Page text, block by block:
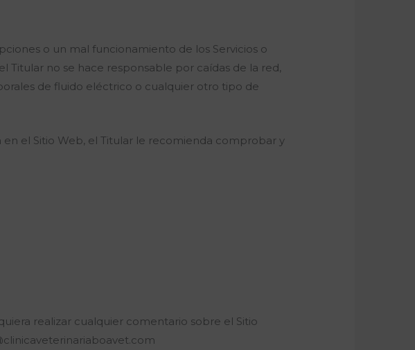
o un mal funcionamiento de los Servicios o
Titular no se hace responsable por caídas de la red,
de fluido eléctrico o cualquier otro tipo de
el Sitio Web, el Titular le recomienda comprobar y
realizar cualquier comentario sobre el Sitio